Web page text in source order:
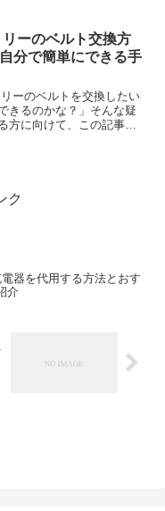
のTL50を...
リーのベルト交換方
分で簡単にできる手
リーのベルトを交換したい
きるのかな？」そんな疑
方に向けて、この記事で
ク
電器を代用する方法とおす
介